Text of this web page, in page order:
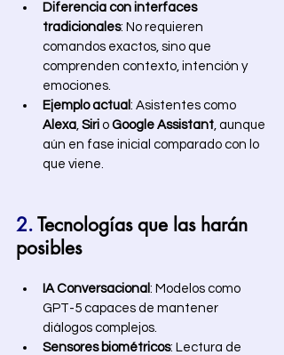
Diferencia con interfaces
tradicionales: No requieren
comandos exactos, sino que
comprenden contexto, intención y
emociones.
Ejemplo actual : Asistentes como
Alexa, Siri o Google Assistant, aunque
aún en fase inicial comparado con lo
que viene.
2. Tecnologías que las harán
posibles
IA Conversacional : Modelos como
GPT-5 capaces de mantener
diálogos complejos.
Sensores biométricos: Lectura de